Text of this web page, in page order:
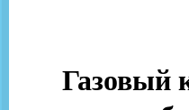
Газовый